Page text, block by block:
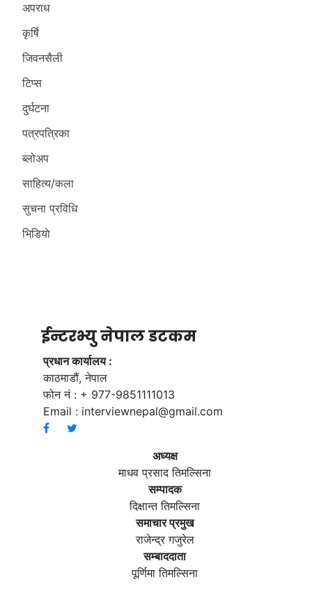
अपराध
कृर्षि
जिवनसैली
टिप्स
दुर्घटना
पत्रपत्रिका
ब्लोअप
साहित्य/कला
सुचना प्रविधि
भिडियाे
ईन्टरभ्यु नेपाल डटकम
प्रधान कार्यालय :
काठमाडौं, नेपाल
फोन नं : + 977-9851111013
Email : interviewnepal@gmail.com
अध्यक्ष
माधव प्रसाद तिमल्सिना
सम्पादक
दिक्षान्त तिमल्सिना
समाचार प्रमुख
राजेन्द्र गजुरेल
सम्बाददाता
पूर्णिमा तिमल्सिना